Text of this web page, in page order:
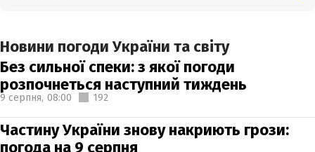
Новини погоди України та світу
Без сильної спеки: з якої погоди
розпочнеться наступний тиждень
9 серпня, 08:00 192
Частину України знову накриють грози:
погода на 9 серпня